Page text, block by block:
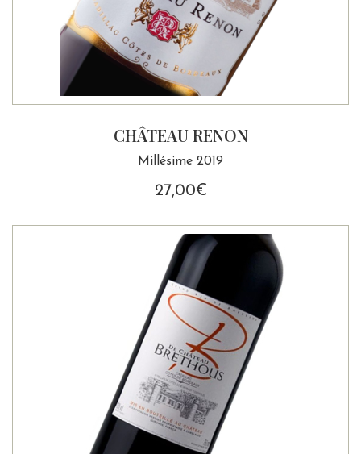
CHÂTEAU RENON
Millésime 2019
27,00€